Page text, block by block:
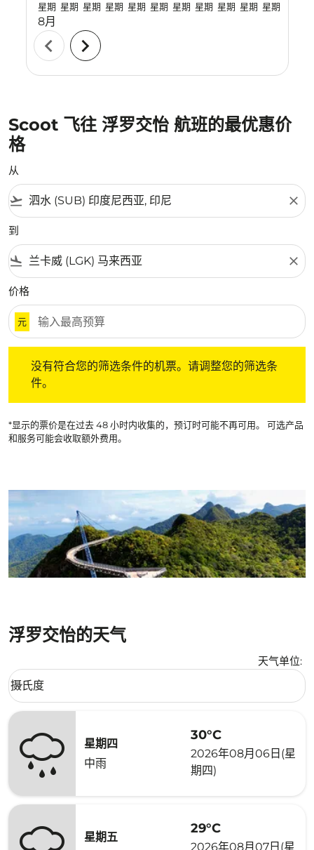
星期
8月
星期 星期 星期 星期 星期 星期 星期 星期 星期 星期
chevron_left chevron_right
Scoot 飞往 浮罗交怡 航班的最优惠价
格
从
flight_takeoff close
到
flight_land close
价格
元
没有符合您的筛选条件的机票。请调整您的筛选条
件。
*显示的票价是在过去 48 小时内收集的，预订时可能不再可用。 可选产品
和服务可能会收取额外费用。
浮罗交怡的天气
天气单位:
Weather unit option 摄氏度 Selected
摄氏度
keyboard_arrow_down
星期四
中雨
30°C
2026年08月06日(星
期四)
星期五
29°C
2026年08月07日(星